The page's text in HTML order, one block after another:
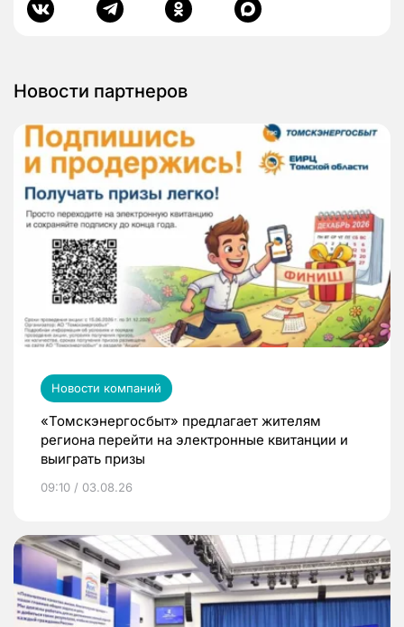
Новости партнеров
Новости компаний
«Томскэнергосбыт» предлагает жителям
региона перейти на электронные квитанции и
выиграть призы
09:10 / 03.08.26